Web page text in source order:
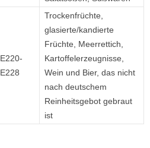
E220-
E228
Trockenfrüchte,
glasierte/kandierte
Früchte, Meerrettich,
Kartoffelerzeugnisse,
Wein und Bier, das nicht
nach deutschem
Reinheitsgebot gebraut
ist